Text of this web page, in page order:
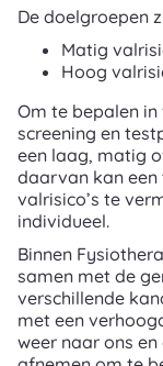
De doelgroepen
Matig
Hoog
Om te bepalen
screening en
een laag, matig
daarvan kan
valrisico’s te
individueel.
Binnen
samen met de
verschillende
met een
weer naar ons